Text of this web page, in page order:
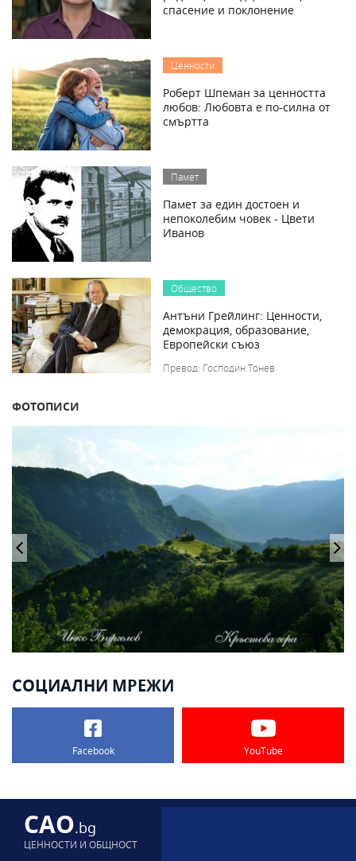
спасение и поклонение
Ценности
Роберт Шпеман за ценността
любов: Любовта е по-силна от
смъртта
Памет
Памет за един достоен и
непоколебим човек - Цвети
Иванов
Общество
Антъни Грейлинг: Ценности,
демокрация, образование,
Европейски съюз
Превод: Господин Тонев
ФОТОПИСИ
СОЦИАЛНИ МРЕЖИ
Facebook YouTube
CAO.bg
ЦЕННОСТИ И ОБЩНОСТ